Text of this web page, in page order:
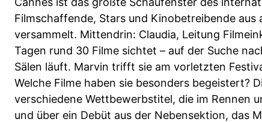
Filmschaffende, Stars und Kinobetreibende aus
versammelt. Mittendrin: Claudia, Leitung
Tagen rund 30 Filme sichtet – auf der Suche
Sälen läuft. Marvin trifft sie am vorletzten
Welche Filme haben sie besonders begeistert?
verschiedene Wettbewerbstitel, die im Rennen
und über ein Debüt aus der Nebensektion, das